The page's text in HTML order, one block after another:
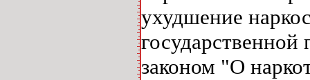
ухудшение
законом "О